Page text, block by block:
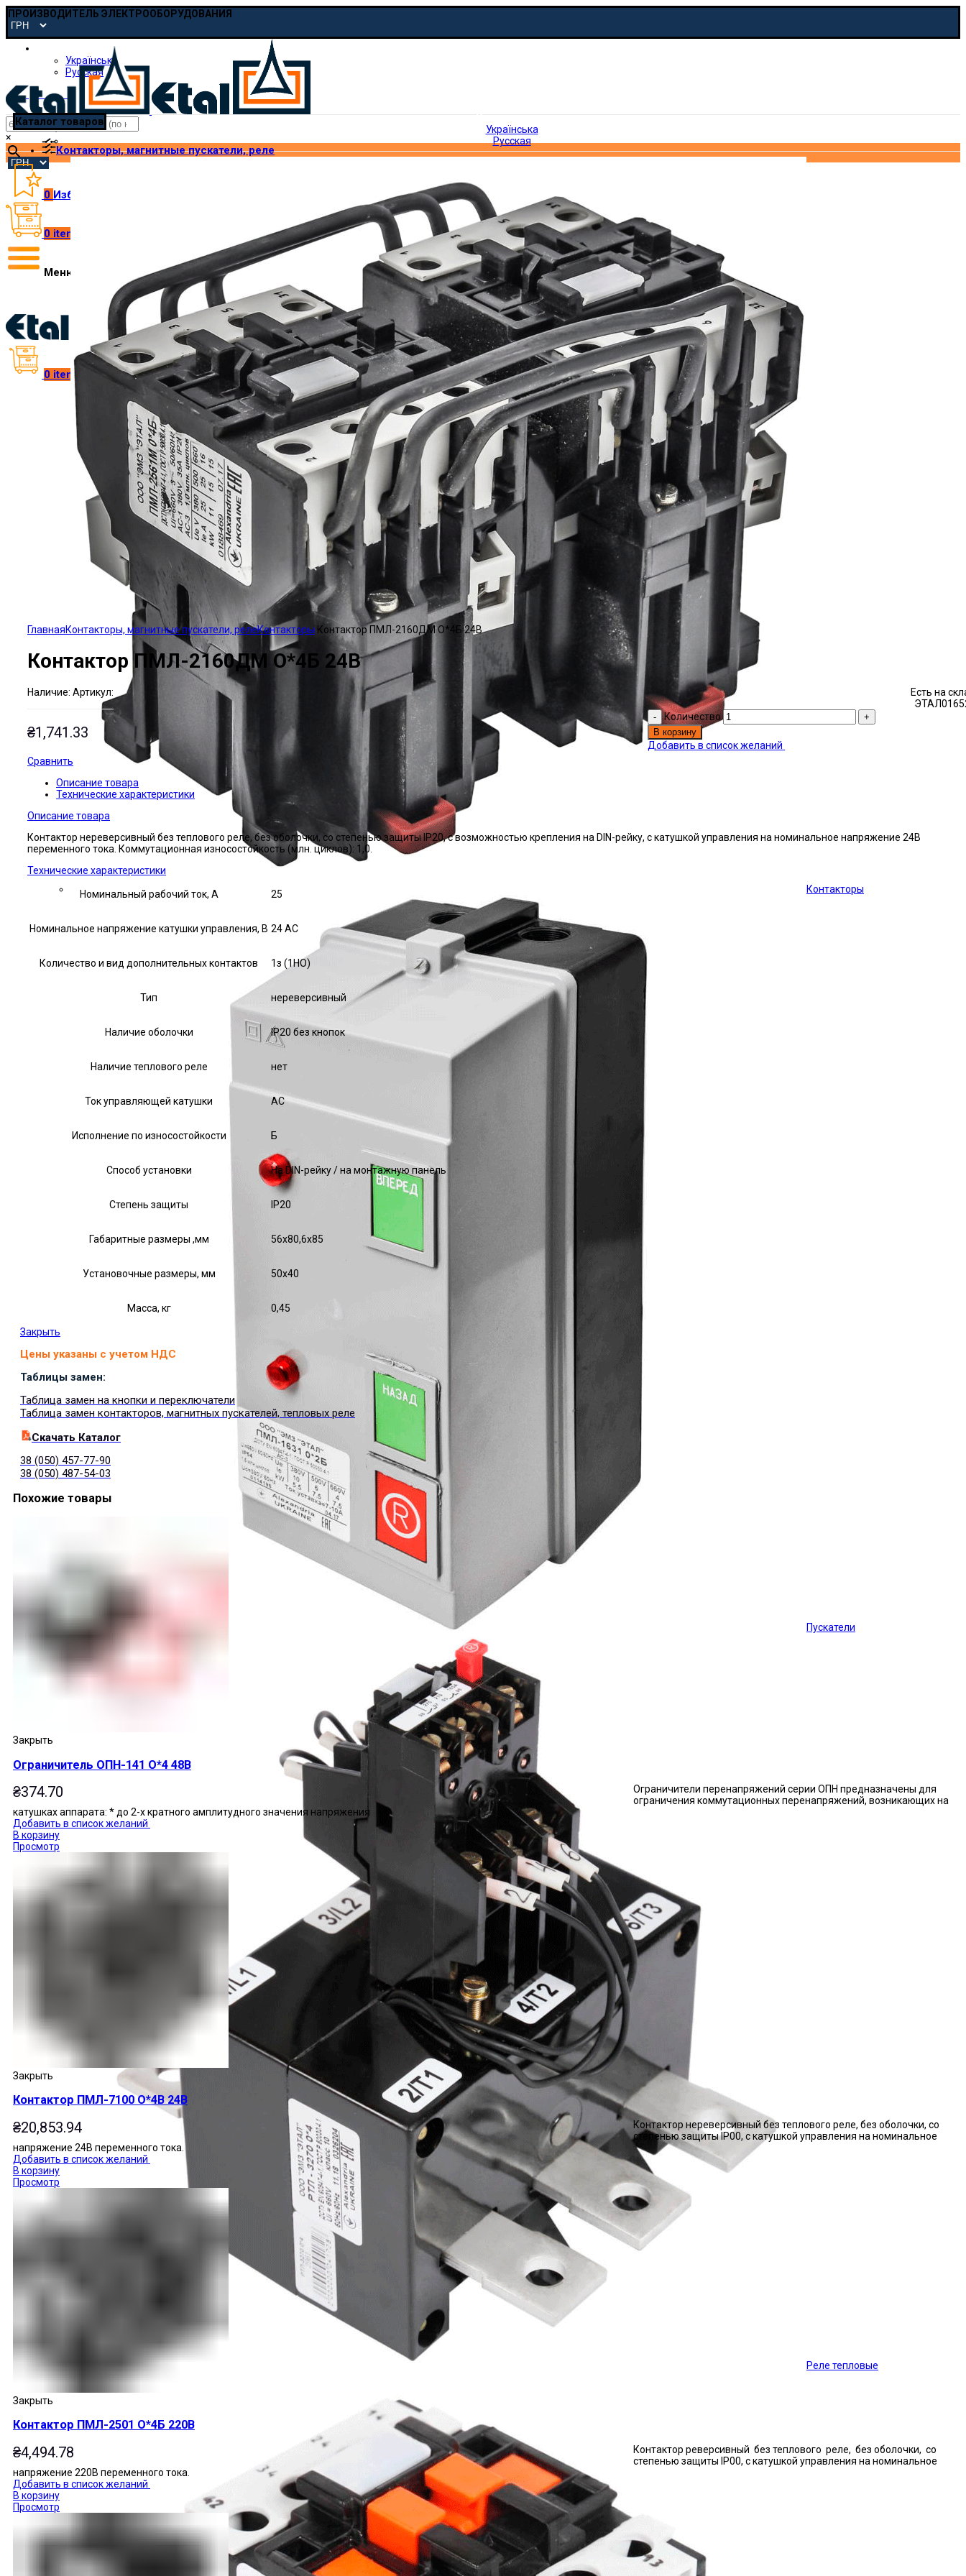
ПРОИЗВОДИТЕЛЬ ЭЛЕКТРООБОРУДОВАНИЯ
Українська
Русская
pmp@etal.ua
Українська
Русская
×
0 Избранное
0 items
Меню
0 items ₴0.00
Каталог товаров
Контакторы, магнитные пускатели, реле
Контакторы
Пускатели
Реле тепловые
ГлавнаяКонтакторы, магнитные пускатели, релеКонтакторы Контактор ПМЛ-2160ДМ О*4Б 24В
Контактор ПМЛ-2160ДМ О*4Б 24В
Наличие: Есть на
Артикул:
₴1,741.33
Количество
В корзину
Добавить в список желаний
Сравнить
Описание товара
Технические характеристики
Описание товара
Контактор нереверсивный без теплового реле, без оболочки, со степенью защиты IP20, с возможностью крепления на DIN-рейку, с катушкой управления на номинальное напряжение 24В
переменного тока. Коммутационная износостойкость (млн. циклов): 1,0.
Технические характеристики
Номинальный рабочий ток, А 25
Номинальное напряжение катушки управления, В 24 AC
Количество и вид дополнительных контактов 1з (1НО)
Тип нереверсивный
Наличие оболочки IP20 без кнопок
Наличие теплового реле нет
Ток управляющей катушки АС
Исполнение по износостойкости Б
Способ установки На DIN-рейку / на монтажную панель
Степень защиты IP20
Габаритные размеры ,мм 56х80,6х85
Установочные размеры, мм 50х40
Масса, кг 0,45
Закрыть
Цены указаны с учетом НДС
Таблицы замен:
Таблица замен на кнопки и переключатели
Таблица замен контакторов, магнитных пускателей, тепловых реле
Cкачать Каталог
38 (050) 457-77-90
38 (050) 487-54-03
Похожие товары
Закрыть
Ограничитель ОПН-141 О*4 48В
₴374.70
Ограничители перенапряжений серии ОПН предназначены для
ограничения коммутационных перенапряжений, возникающих на
катушках аппарата: * до 2-х кратного амплитудного значения напряжения
Добавить в список желаний
В корзину
Просмотр
Закрыть
Контактор ПМЛ-7100 О*4В 24В
₴20,853.94
Контактор нереверсивный без теплового реле, без оболочки, со
степенью защиты IP00, с катушкой управления на номинальное
напряжение 24В переменного тока.
Добавить в список желаний
В корзину
Просмотр
Закрыть
Контактор ПМЛ-2501 О*4Б 220В
₴4,494.78
Контактор реверсивный без теплового реле, без оболочки, со
степенью защиты IP00, с катушкой управления на номинальное
напряжение 220В переменного тока.
Добавить в список желаний
В корзину
Просмотр